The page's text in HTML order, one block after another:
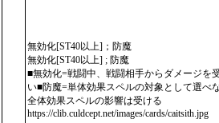
無効化[ST40以上]；防魔
無効化[ST40以上] ; 防魔
■無効化=戦闘中、戦闘相手からダメージを
い■防魔=単体効果スペルの対象として選べ
全体効果スペルの影響は受ける
https://clib.culdcept.net/images/cards/caitsith.jpg